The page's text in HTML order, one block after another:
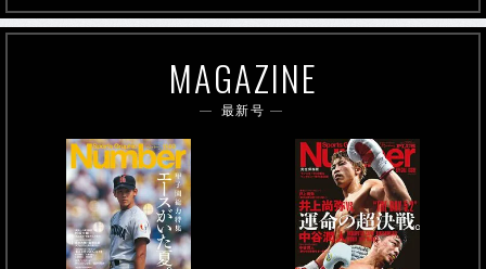
MAGAZINE
最新号